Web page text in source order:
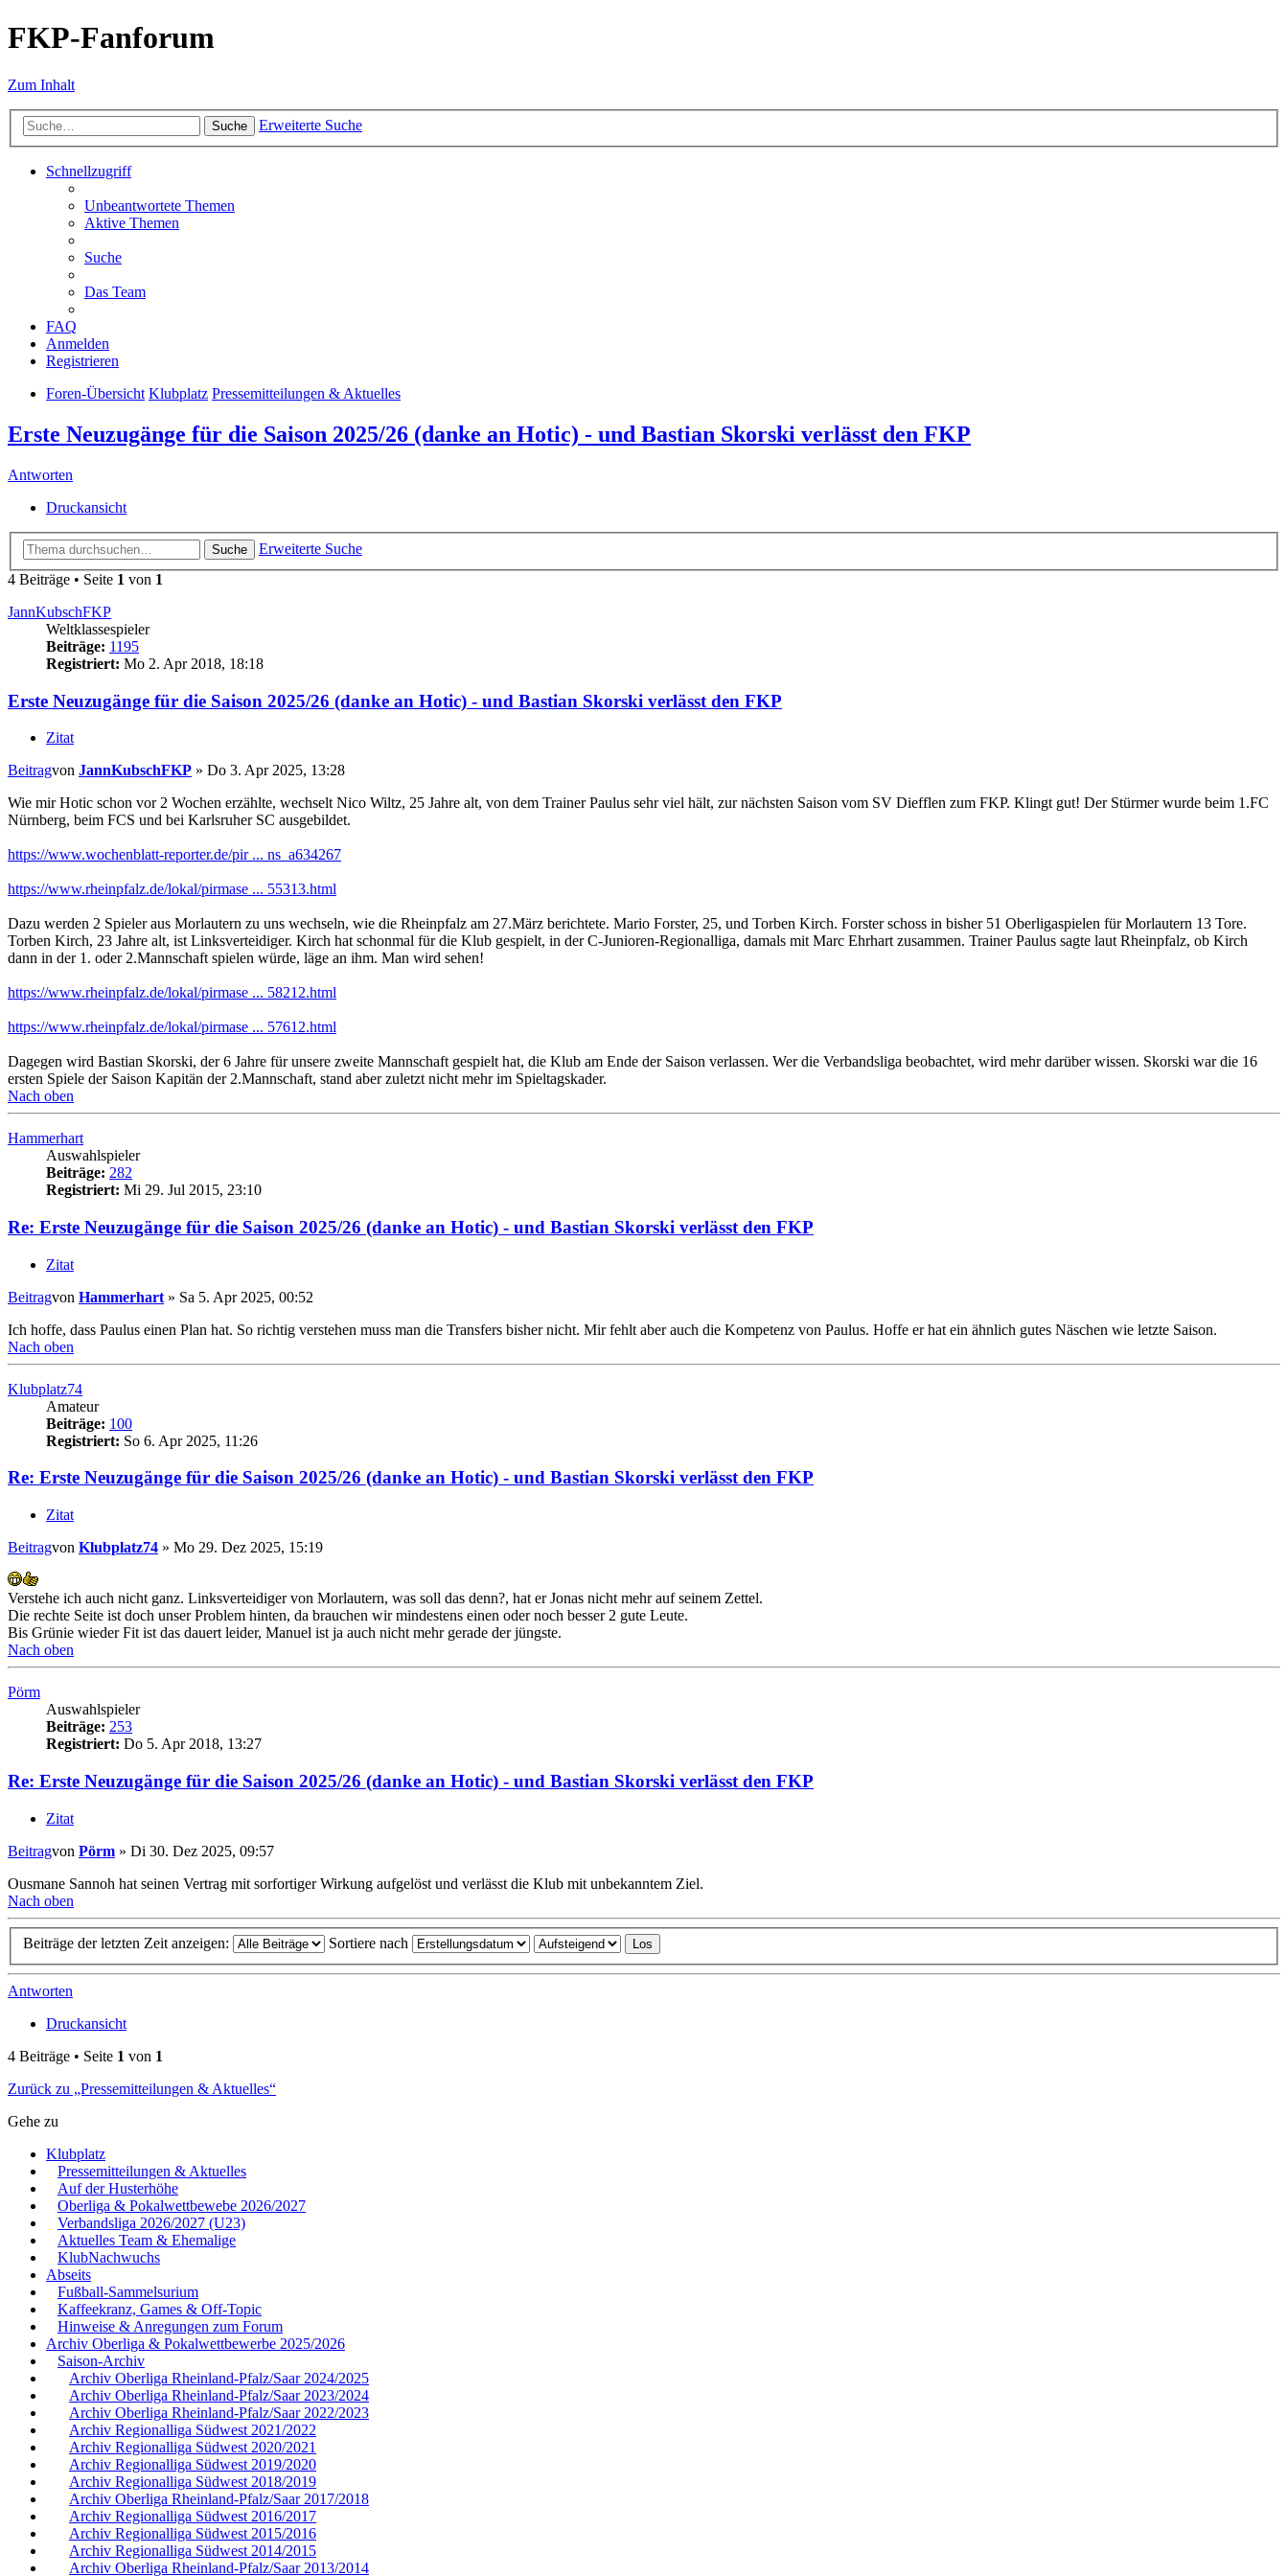
FKP-Fanforum
Zum Inhalt
Suche Erweiterte Suche
Schnellzugriff
Unbeantwortete Themen
Aktive Themen
Suche
Das Team
FAQ
Anmelden
Registrieren
Foren-Übersicht Klubplatz Pressemitteilungen & Aktuelles
Erste Neuzugänge für die Saison 2025/26 (danke an Hotic) - und Bastian Skorski verlässt den FKP
Antworten
Druckansicht
Suche
Erweiterte Suche
4 Beiträge • Seite 1 von 1
JannKubschFKP
Weltklassespieler
Beiträge: 1195
Registriert: Mo 2. Apr 2018, 18:18
Erste Neuzugänge für die Saison 2025/26 (danke an Hotic) - und Bastian Skorski verlässt den FKP
Zitat
Beitragvon JannKubschFKP » Do 3. Apr 2025, 13:28
Wie mir Hotic schon vor 2 Wochen erzählte, wechselt Nico Wiltz, 25 Jahre alt, von dem Trainer Paulus sehr viel hält, zur nächsten Saison vom SV Diefflen zum FKP. Klingt gut! Der Stürmer wurde beim 1.FC
Nürnberg, beim FCS und bei Karlsruher SC ausgebildet.
https://www.wochenblatt-reporter.de/pir ... ns_a634267
https://www.rheinpfalz.de/lokal/pirmase ... 55313.html
Dazu werden 2 Spieler aus Morlautern zu uns wechseln, wie die Rheinpfalz am 27.März berichtete. Mario Forster, 25, und Torben Kirch. Forster schoss in bisher 51 Oberligaspielen für Morlautern 13 Tore.
Torben Kirch, 23 Jahre alt, ist Linksverteidiger. Kirch hat schonmal für die Klub gespielt, in der C-Junioren-Regionalliga, damals mit Marc Ehrhart zusammen. Trainer Paulus sagte laut Rheinpfalz, ob Kirch
dann in der 1. oder 2.Mannschaft spielen würde, läge an ihm. Man wird sehen!
https://www.rheinpfalz.de/lokal/pirmase ... 58212.html
https://www.rheinpfalz.de/lokal/pirmase ... 57612.html
Dagegen wird Bastian Skorski, der 6 Jahre für unsere zweite Mannschaft gespielt hat, die Klub am Ende der Saison verlassen. Wer die Verbandsliga beobachtet, wird mehr darüber wissen. Skorski war die 16
ersten Spiele der Saison Kapitän der 2.Mannschaft, stand aber zuletzt nicht mehr im Spieltagskader.
Nach oben
Hammerhart
Auswahlspieler
Beiträge: 282
Registriert: Mi 29. Jul 2015, 23:10
Re: Erste Neuzugänge für die Saison 2025/26 (danke an Hotic) - und Bastian Skorski verlässt den FKP
Zitat
Beitragvon Hammerhart » Sa 5. Apr 2025, 00:52
Ich hoffe, dass Paulus einen Plan hat. So richtig verstehen muss man die Transfers bisher nicht. Mir fehlt aber auch die Kompetenz von Paulus. Hoffe er hat ein ähnlich gutes Näschen wie letzte Saison.
Nach oben
Klubplatz74
Amateur
Beiträge: 100
Registriert: So 6. Apr 2025, 11:26
Re: Erste Neuzugänge für die Saison 2025/26 (danke an Hotic) - und Bastian Skorski verlässt den FKP
Zitat
Beitragvon Klubplatz74 » Mo 29. Dez 2025, 15:19
Verstehe ich auch nicht ganz. Linksverteidiger von Morlautern, was soll das denn?, hat er Jonas nicht mehr auf seinem Zettel.
Die rechte Seite ist doch unser Problem hinten, da brauchen wir mindestens einen oder noch besser 2 gute Leute.
Bis Grünie wieder Fit ist das dauert leider, Manuel ist ja auch nicht mehr gerade der jüngste.
Nach oben
Pörm
Auswahlspieler
Beiträge: 253
Registriert: Do 5. Apr 2018, 13:27
Re: Erste Neuzugänge für die Saison 2025/26 (danke an Hotic) - und Bastian Skorski verlässt den FKP
Zitat
Beitragvon Pörm » Di 30. Dez 2025, 09:57
Ousmane Sannoh hat seinen Vertrag mit sorfortiger Wirkung aufgelöst und verlässt die Klub mit unbekanntem Ziel.
Nach oben
Beiträge der letzten Zeit anzeigen: Sortiere nach
Antworten
Druckansicht
4 Beiträge • Seite 1 von 1
Zurück zu „Pressemitteilungen & Aktuelles“
Gehe zu
Klubplatz
Pressemitteilungen & Aktuelles
Auf der Husterhöhe
Oberliga & Pokalwettbewebe 2026/2027
Verbandsliga 2026/2027 (U23)
Aktuelles Team & Ehemalige
KlubNachwuchs
Abseits
Fußball-Sammelsurium
Kaffeekranz, Games & Off-Topic
Hinweise & Anregungen zum Forum
Archiv Oberliga & Pokalwettbewerbe 2025/2026
Saison-Archiv
Archiv Oberliga Rheinland-Pfalz/Saar 2024/2025
Archiv Oberliga Rheinland-Pfalz/Saar 2023/2024
Archiv Oberliga Rheinland-Pfalz/Saar 2022/2023
Archiv Regionalliga Südwest 2021/2022
Archiv Regionalliga Südwest 2020/2021
Archiv Regionalliga Südwest 2019/2020
Archiv Regionalliga Südwest 2018/2019
Archiv Oberliga Rheinland-Pfalz/Saar 2017/2018
Archiv Regionalliga Südwest 2016/2017
Archiv Regionalliga Südwest 2015/2016
Archiv Regionalliga Südwest 2014/2015
Archiv Oberliga Rheinland-Pfalz/Saar 2013/2014